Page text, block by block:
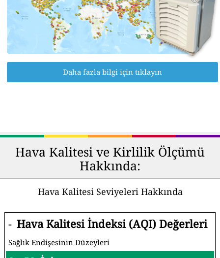
Daha fazla bilgi için tıklayın
Hava Kalitesi ve Kirlilik Ölçümü
Hakkında:
Hava Kalitesi Seviyeleri Hakkında
- Hava Kalitesi İndeksi (AQI) Değerleri
Sağlık Endişesinin Düzeyleri